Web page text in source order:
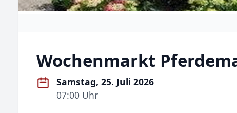
Wochenmarkt
Samstag, 25. Juli 2026
07:00 Uhr